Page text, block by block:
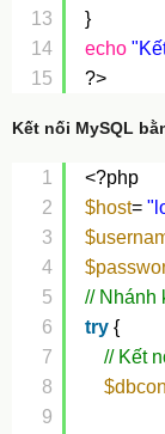
13
14
15
}
echo
?>
Kết nối MySQL
1
2
3
4
5
6
7
8
9
<?php
$host=
// Nhánh
try {
// Kết